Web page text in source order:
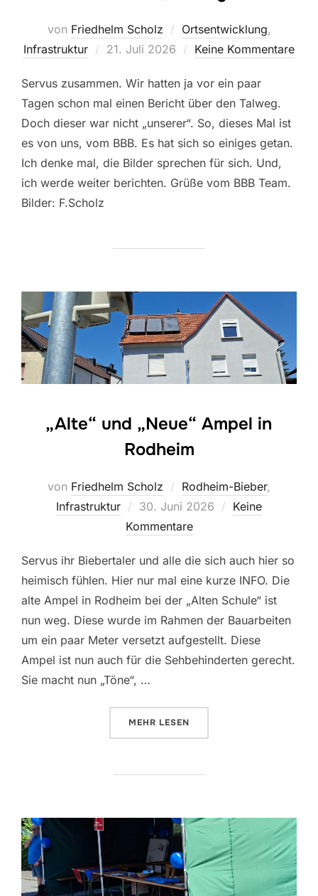
von Friedhelm Scholz Ortsentwicklung,
Infrastruktur
Veröffentlicht
21. Juli 2026 Keine Kommentare
Servus zusammen. Wir hatten ja vor ein paar
Tagen schon mal einen Bericht über den Talweg.
Doch dieser war nicht „unserer“. So, dieses Mal ist
es von uns, vom BBB. Es hat sich so einiges getan.
Ich denke mal, die Bilder sprechen für sich. Und,
ich werde weiter berichten. Grüße vom BBB Team.
Bilder: F.Scholz
„Alte“ und „Neue“ Ampel in
Rodheim
von Friedhelm Scholz Rodheim-Bieber,
Infrastruktur
Veröffentlicht
am
30. Juni 2026
Keine
Kommentare
Servus ihr Biebertaler und alle die sich auch hier so
heimisch fühlen. Hier nur mal eine kurze INFO. Die
alte Ampel in Rodheim bei der „Alten Schule“ ist
nun weg. Diese wurde im Rahmen der Bauarbeiten
um ein paar Meter versetzt aufgestellt. Diese
Ampel ist nun auch für die Sehbehinderten gerecht.
Sie macht nun „Töne“, …
MEHR ÜBER „„ALTE“ UND „NEUE“
LESEN